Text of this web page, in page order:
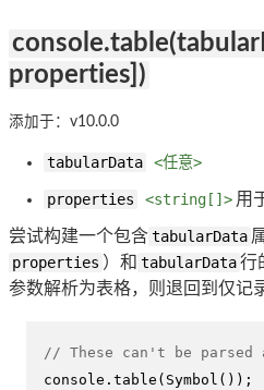
properties])
添加于：v10.0.0
tabularData <任意>
properties <string[]> 用
尝试构建一个包含tabularData
properties ）和 tabularData行
参数解析为表格，则退回到仅记
// These can't be parsed
console . table ( Symbol